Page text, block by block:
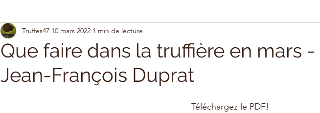
Que faire dans la truffière en mars
Jean-François Duprat
Truffes47 10 mars 2022 1 min de lecture
Téléchargez le PDF!